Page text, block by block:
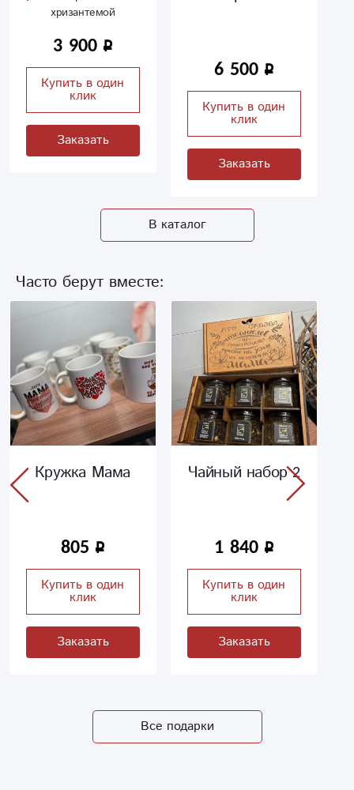
хризантемой
3 900
Купить в один
клик
Заказать
6 500
Купить в один
клик
Заказать
В каталог
Часто берут вместе:
Кружка Мама
805
Купить в один
клик
Заказать
Чайный набор 2
1 840
Купить в один
клик
Заказать
Все подарки